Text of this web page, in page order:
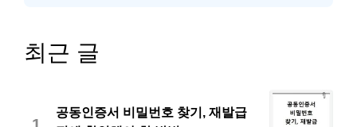
최근 글
공동인증서 비밀번호 찾기, 재발급